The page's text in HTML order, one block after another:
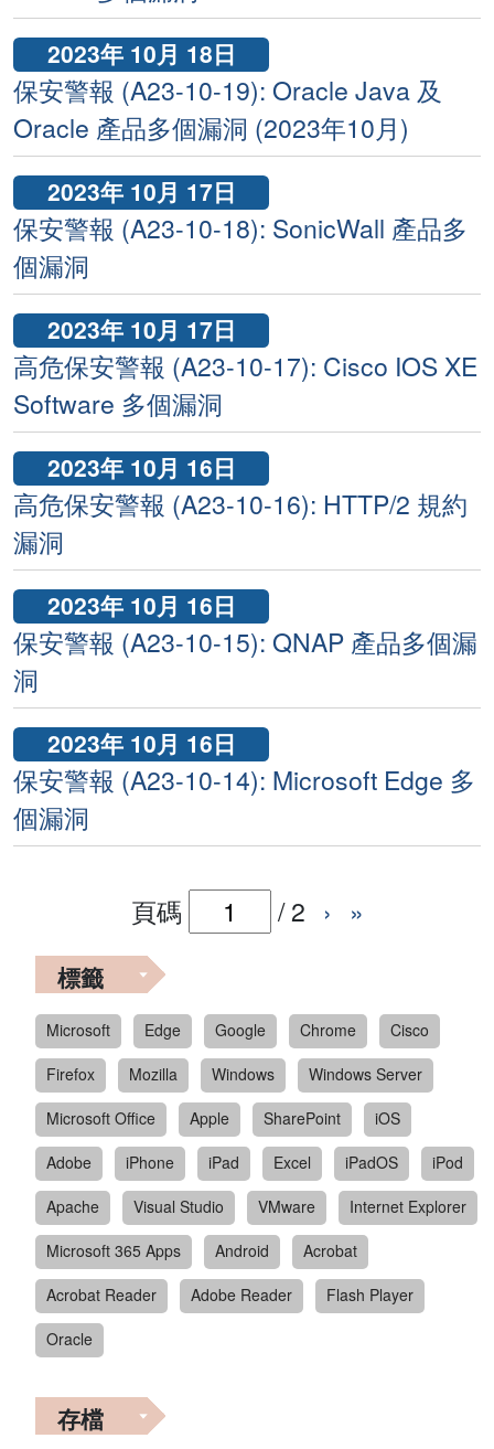
2023年 10月 18日
保安警報 (A23-10-19): Oracle Java 及
Oracle 產品多個漏洞 (2023年10月)
2023年 10月 17日
保安警報 (A23-10-18): SonicWall 產品多
個漏洞
2023年 10月 17日
高危保安警報 (A23-10-17): Cisco IOS XE
Software 多個漏洞
2023年 10月 16日
高危保安警報 (A23-10-16): HTTP/2 規約
漏洞
2023年 10月 16日
保安警報 (A23-10-15): QNAP 產品多個漏
洞
2023年 10月 16日
保安警報 (A23-10-14): Microsoft Edge 多
個漏洞
頁碼 /2 › »
標籤
Microsoft Edge Google Chrome
Cisco
Firefox
Mozilla Windows
Windows Server
Microsoft Office
Apple SharePoint
iOS
Adobe
iPhone iPad Excel iPadOS
iPod
Apache
Visual Studio VMware
Internet Explorer
Microsoft 365 Apps
Android
Acrobat
Acrobat Reader
Adobe Reader
Flash Player
Oracle
存檔